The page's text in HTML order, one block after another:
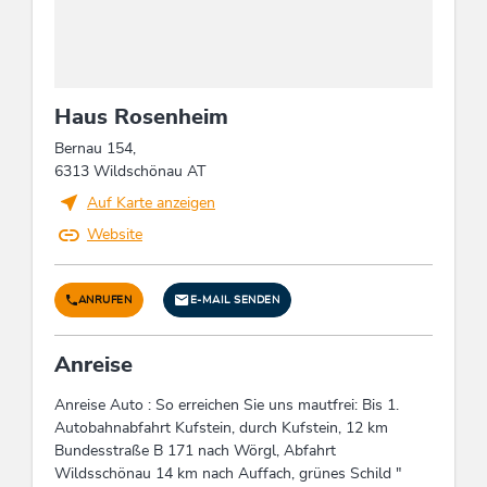
Reinigung
Einsatz von Reinigungsprodukten und -
Bestandteilen ohne giftige Chemikalien,
Verwendung nachhaltiger und abbaubarer
Reinigungsmittel und -utensilien in
umweltfreundlichen Gebinden/Verpackungen,
Vitaltraining, Infrarotkabine
Kinder
Haus Rosenheim
Bernau 154,
6313 Wildschönau AT
Auf Karte anzeigen
Website
ANRUFEN E-MAIL SENDEN
Anreise
Anreise Auto : So erreichen Sie uns mautfrei: Bis 1.
Autobahnabfahrt Kufstein, durch Kufstein, 12 km
Bundesstraße B 171 nach Wörgl, Abfahrt
Wildsschönau 14 km nach Auffach, grünes Schild "